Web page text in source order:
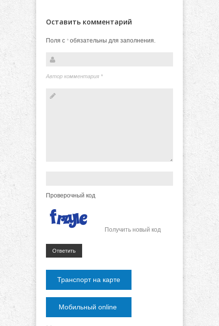
Оставить комментарий
Поля с *обязательны для заполнения.
Автор комментария *
Проверочный код
Получить новый код
Ответить
Транспорт на карте
Мобильный online